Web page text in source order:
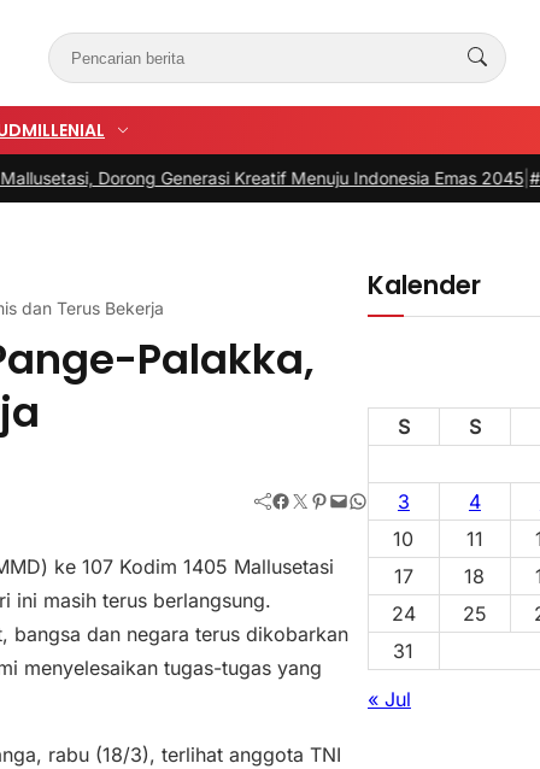
MILLENIAL
Dorong Generasi Kreatif Menuju Indonesia Emas 2045|#4 -HUT
dan Terus Bekerja
Palakka,
Facebook Twitter Pinterest Mail WhatsApp
ke 107 Kodim 1405 Mallusetasi
ini masih terus berlangsung.
bangsa dan negara terus dikobarkan
menyelesaikan tugas-tugas yang
rabu (18/3), terlihat anggota TNI
Kalender
S
S
3
4
10
11
17
18
24
25
31
« Jul